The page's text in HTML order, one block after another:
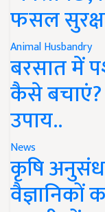
फसल
Animal Husbandry
बरसात में
कैसे
उपाय..
News
कृषि
वैज्ञानिकों